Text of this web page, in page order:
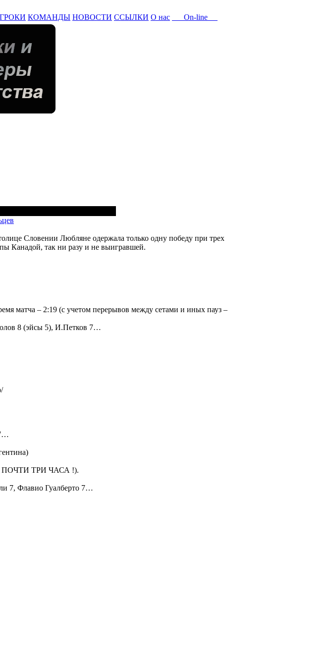
КОМАНДЫ НОВОСТИ ССЫЛКИ О нас On-line
Словении Любляне одержала только одну победу при трех
Канадой, так ни разу и не выигравшей.
матча – 2:19 (с учетом перерывов между сетами и иных пауз –
8 (эйсы 5), И.Петков 7…
– ПОЧТИ ТРИ ЧАСА !).
7, Флавио Гуалберто 7…